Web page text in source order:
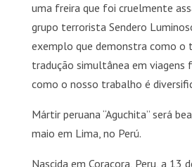
uma freira que foi cruelmente
grupo terrorista Sendero
exemplo que demonstra como o
tradução simultânea em viagens
como o nosso trabalho é
Mártir peruana “Aguchita” será
maio em Lima, no Perú.
Nascida em Coracora, Peru, a 13